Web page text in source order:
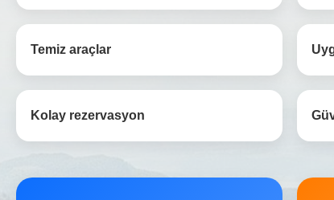
Temiz araçlar
Kolay rezervasyon